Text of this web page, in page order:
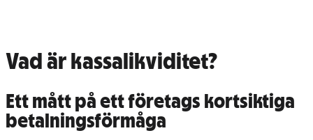
Vad är kassalikviditet?
Ett mått på ett företags kortsiktiga
betalningsförmåga